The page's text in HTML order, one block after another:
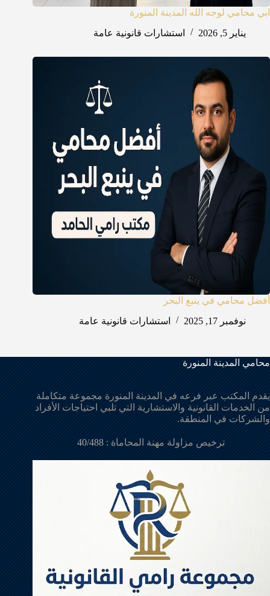
ابي محامي لوجه الله المدينة المنورة
يناير 5, 2026
استشارات قانونية عامة
أفضل محامي في ينبع البحر
نوفمبر 17, 2025
استشارات قانونية عامة
محامي المدينة المنورة
يقدم المكتب عبر فرعه في المدينة المنورة مجموعة متكاملة
من الخدمات القانونية والاستشارية التي تلبي احتياجات الأفراد
والشركات في المنطقة.
ترخيص مزاولة مهنة المحاماة :40/488